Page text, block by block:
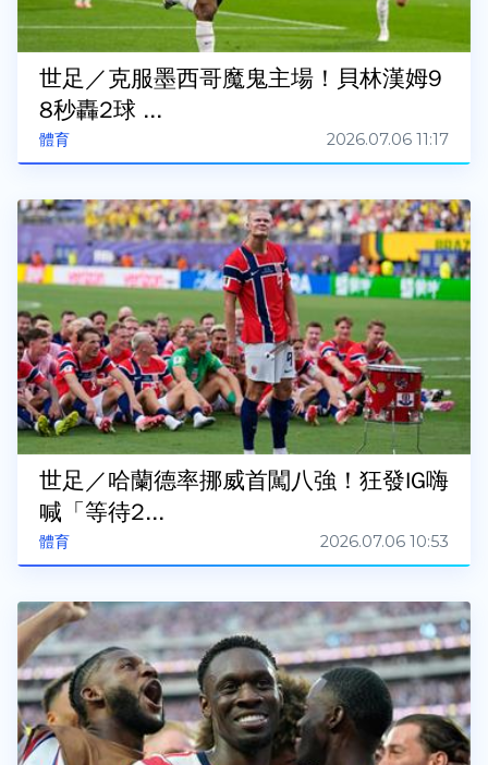
體育
世足／克服墨西哥魔鬼主場！貝林漢姆9
8秒轟2球 ...
2026.07.06 11:17
體育
世足／哈蘭德率挪威首闖八強！狂發IG嗨
喊「等待2...
2026.07.06 10:53